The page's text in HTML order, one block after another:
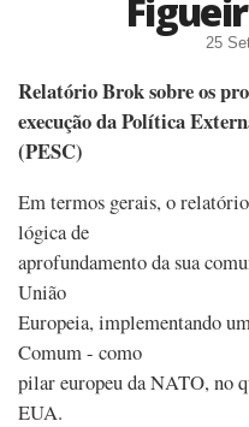
25
Relatório Brok sobre os
execução da Política
(PESC)
Em termos gerais, o
lógica de
aprofundamento da sua
União
Europeia, implementando
Comum - como
pilar europeu da NATO, no
EUA.